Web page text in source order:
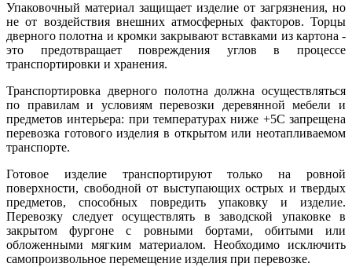
Упаковочный материал защищает изделие от загрязнения, но
не от воздействия внешних атмосферных факторов. Торцы
дверного полотна и кромки закрывают вставками из картона -
это предотвращает повреждения углов в процессе
транспортировки и хранения.
Транспортировка дверного полотна должна осуществляться
по правилам и условиям перевозки деревянной мебели и
предметов интерьера: при температурах ниже +5С запрещена
перевозка готового изделия в открытом или неотапливаемом
транспорте.
Готовое изделие транспортируют только на ровной
поверхности, свободной от выступающих острых и твердых
предметов, способных повредить упаковку и изделие.
Перевозку следует осуществлять в заводской упаковке в
закрытом фургоне с ровными бортами, обитыми или
обложенными мягким материалом. Необходимо исключить
самопроизвольное перемещение изделия при перевозке.